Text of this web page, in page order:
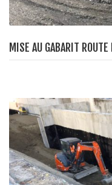
MISE AU GABARIT